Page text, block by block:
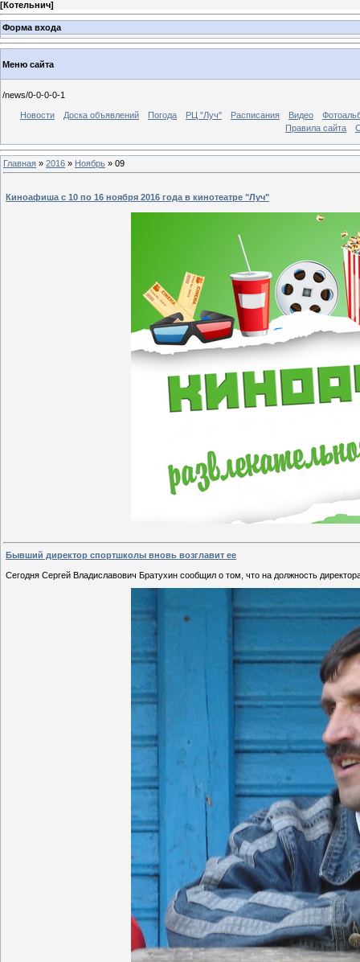
[Котельнич]
Форма входа
Меню сайта
/news/0-0-0-0-1
Новости Доска объявлений Погода РЦ "Луч" Расписания Видео
Правила сайта
Главная » 2016 » Ноябрь » 09
Киноафиша с 10 по 16 ноября 2016 года в кинотеатре "Луч"
Бывший директор спортшколы вновь возглавит ее
Сегодня Сергей Владиславович Братухин сообщил о том, что на должность